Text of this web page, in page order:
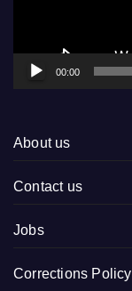
00:00
About us
Contact us
Jobs
Corrections Policy